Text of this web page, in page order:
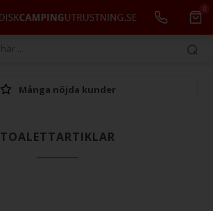
0
Många nöjda kunder
TOALETTARTIKLAR